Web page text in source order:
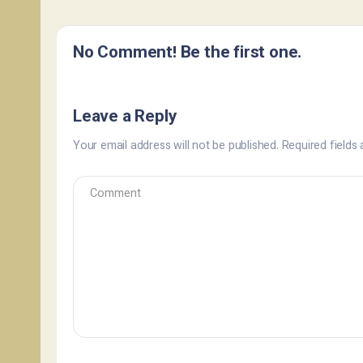
No Comment! Be the first one.
Leave a Reply
Your email address will not be published. Required